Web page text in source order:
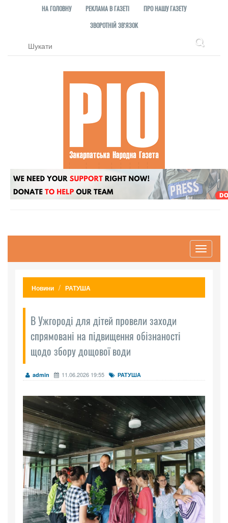
НА ГОЛОВНУ РЕКЛАМА В ГАЗЕТІ
ПРО НАШУ ГАЗЕТУ
ЗВОРОТНІЙ ЗВ'ЯЗОК
Toggle
Новини РАТУША
В Ужгороді для дітей провели заходи
спрямовані на підвищення обізнаності
щодо збору дощової води
admin 11.06.2026 19:55 РАТУША